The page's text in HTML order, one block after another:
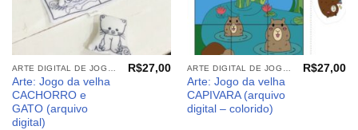
Arte: Jogo da velha
CACHORRO e
GATO (arquivo
digital)
R$27,00
Arte: Jogo da velha
CAPIVARA (arquivo
digital – colorido)
R$27,00